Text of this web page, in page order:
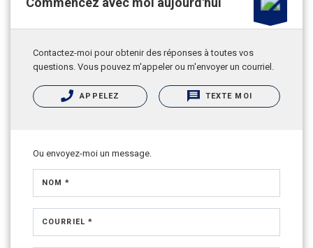
Contactez-moi pour obtenir des réponses à toutes vos
questions. Vous pouvez m'appeler ou m'envoyer un courriel.
APPELEZ TEXTE MOI
Ou envoyez-moi un message.
NOM *
COURRIEL *